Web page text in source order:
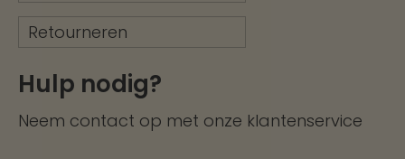
Retourneren
Hulp nodig?
Neem contact op met onze klantenservice